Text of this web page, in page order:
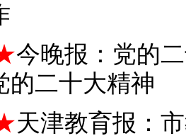
今晚报：党的
的二十大精神
天津教育报：